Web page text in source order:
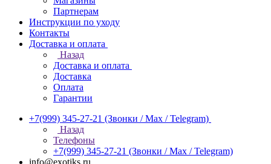
Партнерам
Инструкции по уходу
Контакты
Доставка и оплата
Назад
Доставка и оплата
Доставка
Оплата
Гарантии
+7(999) 345-27-21 (Звонки / Max / Telegram)
Назад
Телефоны
+7(999) 345-27-21 (Звонки / Max / Telegram)
info@exotiks.ru